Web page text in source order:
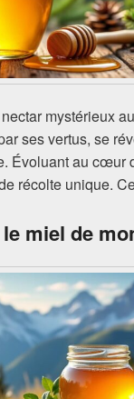
mystérieux
ses vertus, se
Évoluant au cœur
récolte unique.
le miel de